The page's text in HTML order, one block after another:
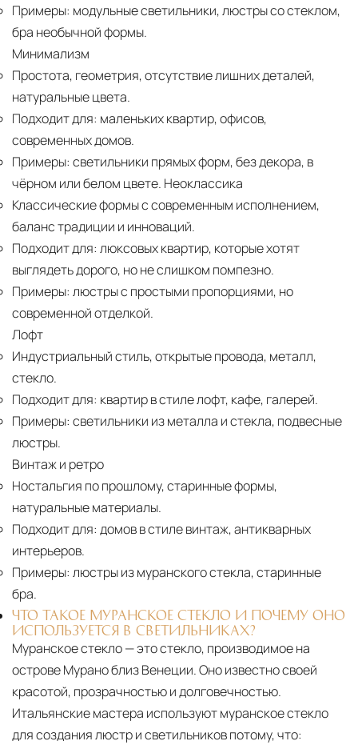
Примеры: модульные светильники, люстры со стеклом,
бра необычной формы.
Минимализм
Простота, геометрия, отсутствие лишних деталей,
натуральные цвета.
Подходит для: маленьких квартир, офисов,
современных домов.
Примеры: светильники прямых форм, без декора, в
чёрном или белом цвете. Неоклассика
Классические формы с современным исполнением,
баланс традиции и инноваций.
Подходит для: люксовых квартир, которые хотят
выглядеть дорого, но не слишком помпезно.
Примеры: люстры с простыми пропорциями, но
современной отделкой.
Лофт
Индустриальный стиль, открытые провода, металл,
стекло.
Подходит для: квартир в стиле лофт, кафе, галерей.
Примеры: светильники из металла и стекла, подвесные
люстры.
Винтаж и ретро
Ностальгия по прошлому, старинные формы,
натуральные материалы.
Подходит для: домов в стиле винтаж, антикварных
интерьеров.
Примеры: люстры из муранского стекла, старинные
бра.
ЧТО ТАКОЕ МУРАНСКОЕ СТЕКЛО И ПОЧЕМУ ОНО
ИСПОЛЬЗУЕТСЯ В СВЕТИЛЬНИКАХ?
Муранское стекло — это стекло, производимое на
острове Мурано близ Венеции. Оно известно своей
красотой, прозрачностью и долговечностью.
Итальянские мастера используют муранское стекло
для создания люстр и светильников потому, что: